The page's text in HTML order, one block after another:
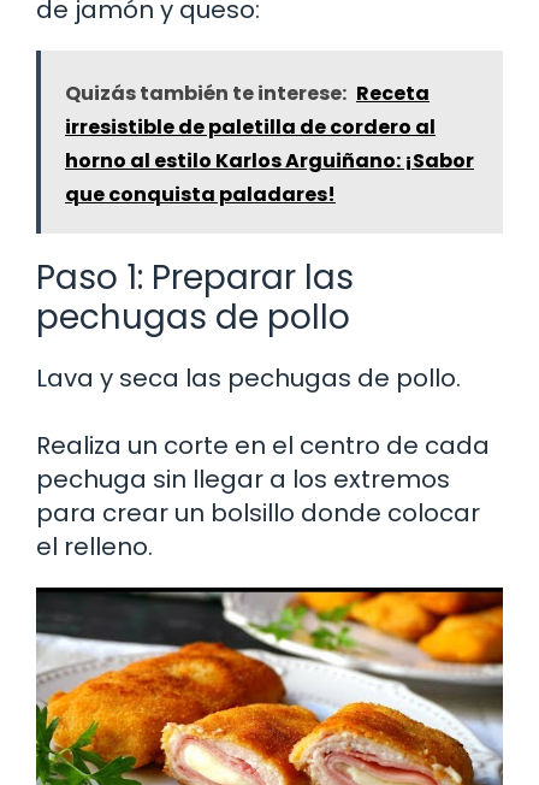
de jamón y queso:
Quizás también te interese: Receta
irresistible de paletilla de cordero al
horno al estilo Karlos Arguiñano: ¡Sabor
que conquista paladares!
Paso 1: Preparar las
pechugas de pollo
Lava y seca las pechugas de pollo.
Realiza un corte en el centro de cada
pechuga sin llegar a los extremos
para crear un bolsillo donde colocar
el relleno.